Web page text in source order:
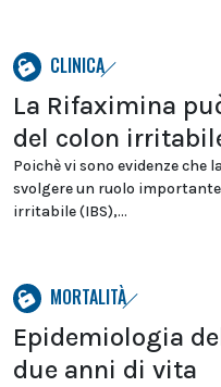
CLINICA
La Rifaximina
del colon
Poichè vi sono evidenze
svolgere un ruolo
irritabile (IBS),...
MORTALITÀ
Epidemiologia
due anni di vita